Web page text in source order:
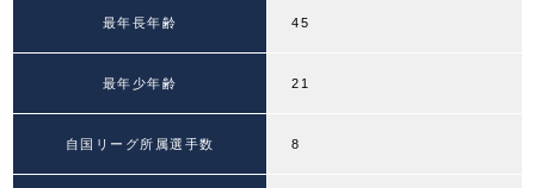
最年長年齢 45
最年少年齢 21
自国リーグ所属選手数 8